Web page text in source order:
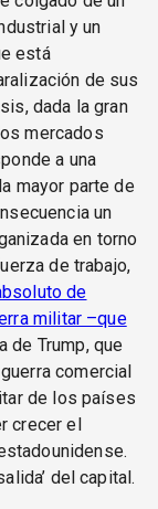
y un
está
de sus
dada la gran
mercados
a una
mayor parte de
un
en torno
de trabajo,
de
militar –que
de Trump, que
comercial
de los países
crecer el
del capital.